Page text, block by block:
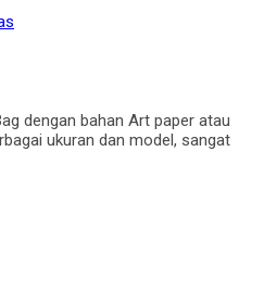
dengan bahan Art paper atau
ukuran dan model, sangat